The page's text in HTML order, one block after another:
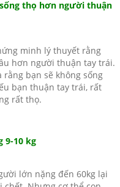
thọ hơn người thuận
minh lý thuyết rằng
hơn người thuận tay trái.
bạn sẽ không sống
bạn thuận tay trái, rất
rất thọ.
9-10 kg
lớn nặng đến 60kg lại